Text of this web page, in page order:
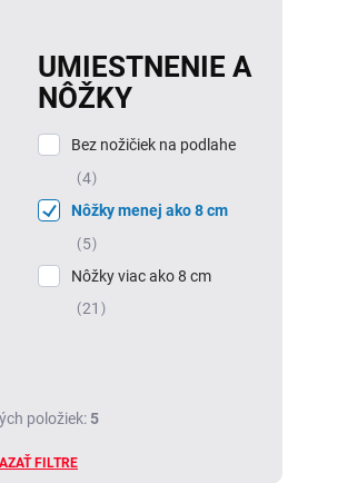
UMIESTNENIE A
NÔŽKY
Bez nožičiek na podlahe
4
Nôžky menej ako 8 cm
5
Nôžky viac ako 8 cm
21
FILTRE
položiek: 5